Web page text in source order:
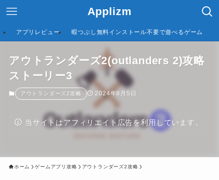
Applizm
アプリレビュー 暇つぶし無料インストール不要で遊べるゲーム
アウトランダーズ2(outlanders 2)攻略
ストーリー3
アウトランダーズ2攻略 2024年8月5日
当サイトはアフィリエイト広告を利用しています。
ホーム ゲームアプリ攻略 アウトランダーズ2攻略